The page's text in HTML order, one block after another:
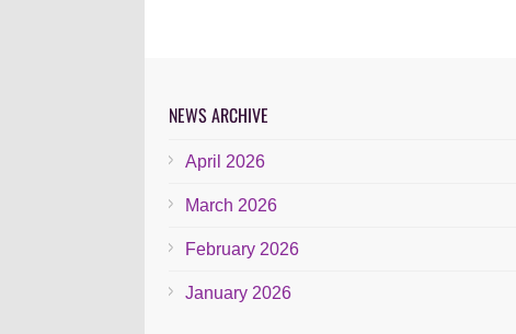
NEWS ARCHIVE
April 2026
March 2026
February 2026
January 2026